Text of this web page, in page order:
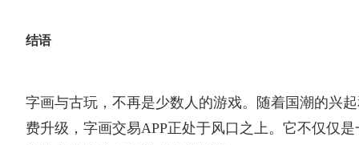
结语
字画与古玩，不再是少数人的游戏。随着国潮的兴
费升级，字画交易APP正处于风口之上。它不仅仅